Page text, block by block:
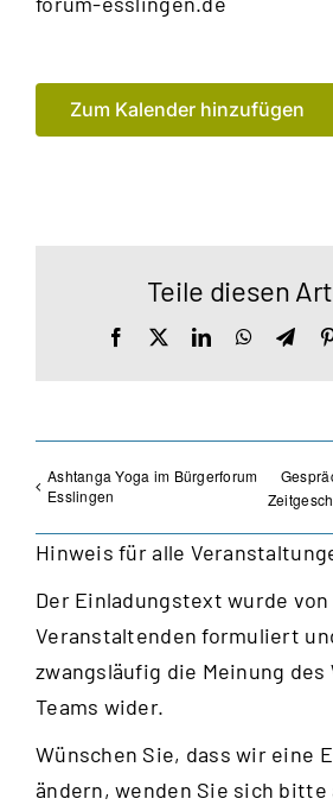
Zum Kalender hinzufügen
Teile diesen
Facebook LinkedIn
Ashtanga Yoga im Bürgerforum
Esslingen
Hinweis für alle
Der Einladungstext wurde von
Veranstaltenden formuliert
zwangsläufig die Meinung des
Teams wider.
Wünschen Sie, dass wir eine
ändern, wenden Sie sich bitte